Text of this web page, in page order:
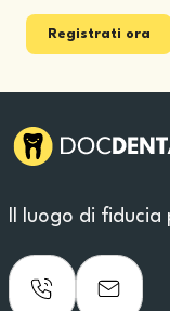
Registrati ora
Il luogo di